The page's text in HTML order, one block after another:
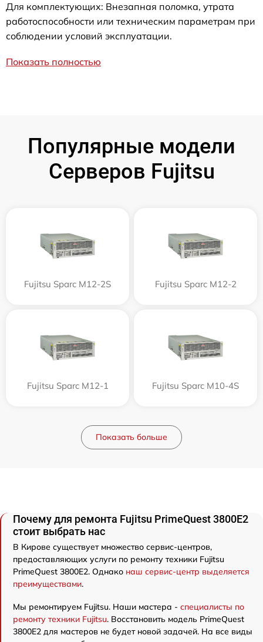
Для комплектующих: Внезапная поломка, утрата
работоспособности или техническим параметрам при
соблюдении условий эксплуатации.
Показать полностью
Популярные модели
Серверов Fujitsu
Fujitsu Sparc M12-2S Fujitsu Sparc M12-2
Fujitsu Sparc M12-1 Fujitsu Sparc M10-4S
Показать больше
Почему для ремонта Fujitsu PrimeQuest 3800E2
стоит выбрать нас
В Кирове существует множество сервис-центров,
предоставляющих услуги по ремонту техники Fujitsu
PrimeQuest 3800E2. Однако наш сервис-центр выделяется
преимуществами.
Мы ремонтируем Fujitsu. Наши мастера - специалисты по
ремонту техники Fujitsu. Восстановить модель PrimeQuest
3800E2 для мастеров не будет новой задачей. На все виды